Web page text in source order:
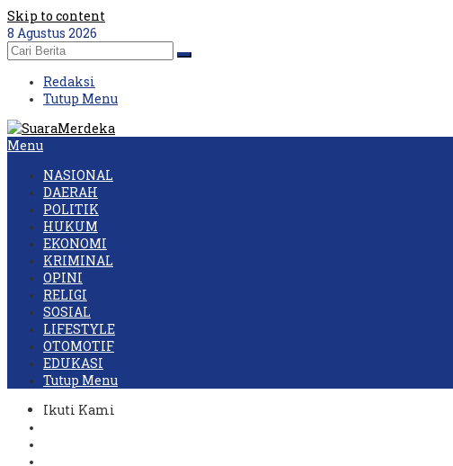
Skip to content
8 Agustus 2026
Redaksi
Tutup Menu
Menu
NASIONAL
DAERAH
POLITIK
HUKUM
EKONOMI
KRIMINAL
OPINI
RELIGI
SOSIAL
LIFESTYLE
OTOMOTIF
EDUKASI
Tutup Menu
Ikuti Kami